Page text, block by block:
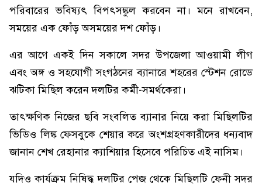
পরিবারের ভবিষ্যৎ বিপৎসঙ্কুল করবেন না। মনে রাখবেন,
সময়ের এক ফোঁড় অসময়ের দশ ফোঁড়।
এর আগে একই দিন সকালে সদর উপজেলা আওয়ামী লীগ
এবং অঙ্গ ও সহযোগী সংগঠনের ব্যানারে শহরের স্টেশন রোডে
ঝটিকা মিছিল করেন দলটির কর্মী-সমর্থকেরা।
তাৎক্ষণিক নিজের ছবি সংবলিত ব্যানার নিয়ে করা মিছিলটির
ভিডিও লিঙ্ক ফেসবুকে শেয়ার করে অংশগ্রহণকারীদের ধন্যবাদ
জানান শেখ রেহানার ক্যাশিয়ার হিসেবে পরিচিত এই নাসিম।
যদিও কার্যক্রম নিষিদ্ধ দলটির পেজ থেকে মিছিলটি ফেনী সদর